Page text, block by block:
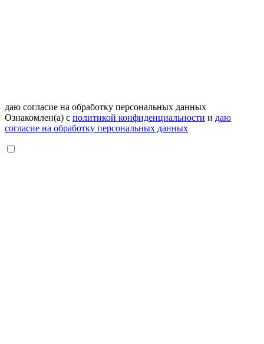
даю согласие на обработку персональных данных
Ознакомлен(а) с политикой конфиденциальности и даю
согласие на обработку персональных данных